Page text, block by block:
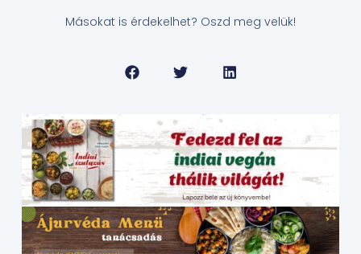
Másokat is érdekelhet? Oszd meg velük!